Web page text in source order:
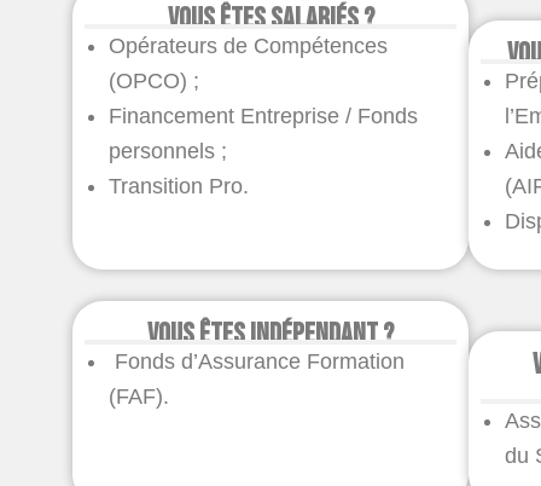
Vous êtes salariés ?
Opérateurs de Compétences
(OPCO) ;
Financement Entreprise / Fonds
personnels ;
Transition Pro.
Vous êtes indépendant ?
Fonds d’Assurance Formation
(FAF).
du